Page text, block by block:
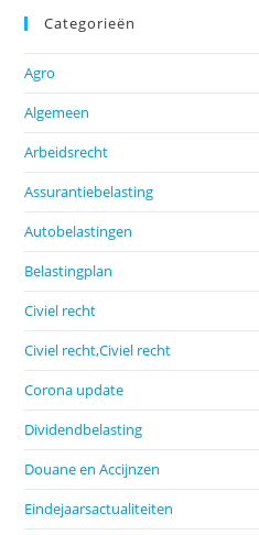
Categorieën
Agro
Algemeen
Arbeidsrecht
Assurantiebelasting
Autobelastingen
Belastingplan
Civiel recht
Civiel recht,Civiel recht
Corona update
Dividendbelasting
Douane en Accijnzen
Eindejaarsactualiteiten